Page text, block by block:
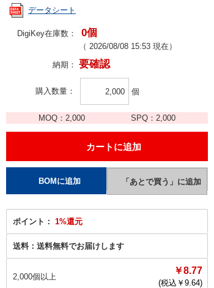
データシート
DigiKey在庫数： 0個
（ 2026/08/08 15:53 現在）
納期： 要確認
購入数量 個
MOQ： 2,000 SPQ：2,000
ポイント： 1%還元
送料： 送料無料でお届けします
2,000個以上
￥8.77
(税込￥ 9.64)